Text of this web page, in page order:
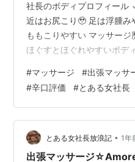
社長のボディプロフィール
近はお尻こり🥹 足は浮腫
ももこりやすい マッサー
ほぐすとほぐれやすいボデ
度お馴染みの楽庵！ 東京で
張マッサージ【楽庵 東京店
※マッサージは辛口評価 楽
★★★☆☆ 対応 ★★★☆☆
後の楽さ ★★☆☆☆ 一言で
#マッサージ #出張マッサ
#辛口評価 #とある女社長
とある女社長放浪記 • 1年
出張マッサージ